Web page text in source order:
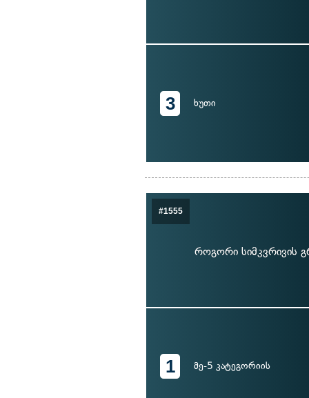
3 ხუთი
#1555
როგორი სიმკვრივის
1 მე-5 კატეგორიის